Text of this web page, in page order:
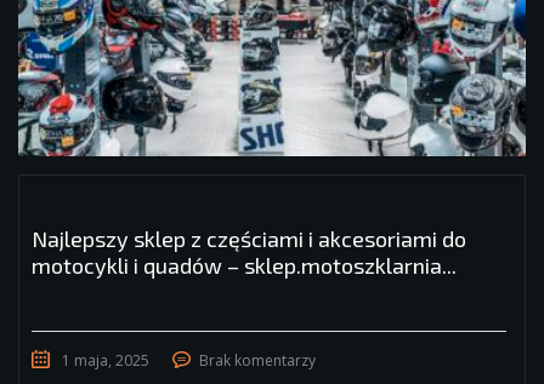
Najlepszy sklep z częściami i akcesoriami do
motocykli i quadów – sklep.motoszklarnia...
1 maja, 2025 Brak komentarzy